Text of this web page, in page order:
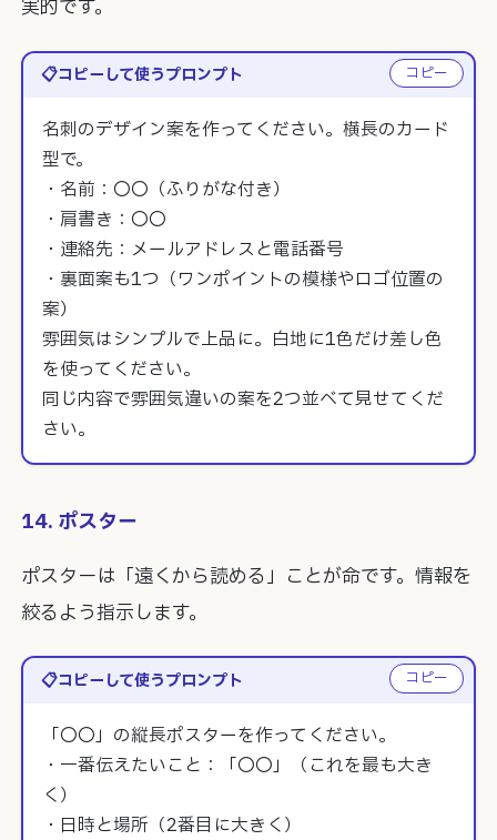
実的です。
コピーして使うプロンプト
名刺のデザイン案を作ってください。横長のカード
型で。
・名前：〇〇（ふりがな付き）
・肩書き：〇〇
・連絡先：メールアドレスと電話番号
・裏面案も1つ（ワンポイントの模様やロゴ位置の
案）
雰囲気はシンプルで上品に。白地に1色だけ差し色
を使ってください。
同じ内容で雰囲気違いの案を2つ並べて見せてくだ
さい。
コピー
14. ポスター
ポスターは「遠くから読める」ことが命です。情報を
絞るよう指示します。
コピーして使うプロンプト
「〇〇」の縦長ポスターを作ってください。
・一番伝えたいこと：「〇〇」（これを最も大き
く）
・日時と場所（2番目に大きく）
コピー